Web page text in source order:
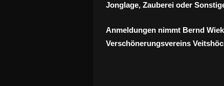
Jonglage, Zauberei oder
Anmeldungen nimmt Bernd
Verschönerungsvereins